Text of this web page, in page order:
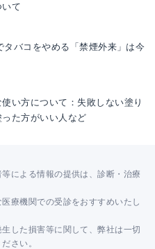
て
タバコをやめる「禁煙外来」は今
い方について：失敗しない塗り
た方がいい人など
による情報の提供は、診断・治療
療機関での受診をおすすめいたし
した損害等に関して、弊社は一切
さい。